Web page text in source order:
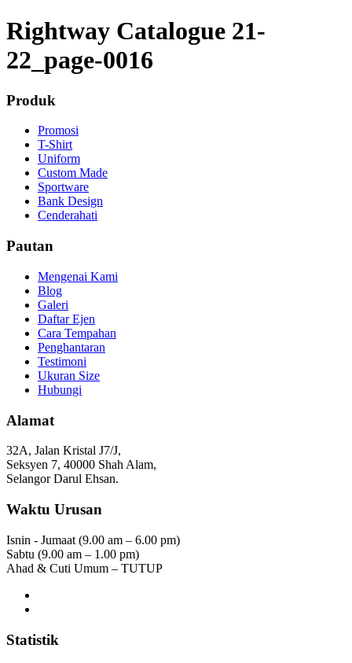
Rightway Catalogue 21-
22_page-0016
Produk
Promosi
T-Shirt
Uniform
Custom Made
Sportware
Bank Design
Cenderahati
Pautan
Mengenai Kami
Blog
Galeri
Daftar Ejen
Cara Tempahan
Penghantaran
Testimoni
Ukuran Size
Hubungi
Alamat
32A, Jalan Kristal J7/J,
Seksyen 7, 40000 Shah Alam,
Selangor Darul Ehsan.
Waktu Urusan
Isnin - Jumaat (9.00 am – 6.00 pm)
Sabtu (9.00 am – 1.00 pm)
Ahad & Cuti Umum – TUTUP
Statistik